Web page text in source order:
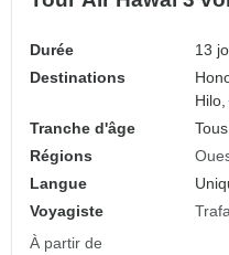
Durée
13
Destinations
Hilo,
Tranche d'âge
Régions
Langue
Voyagiste
À partir de